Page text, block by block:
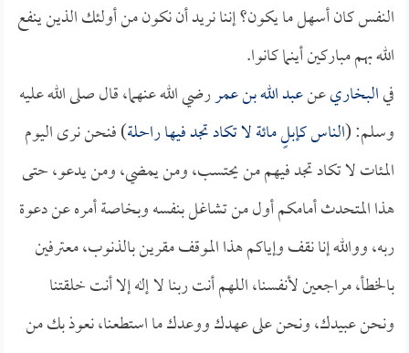
النفس كان أسهل ما يكون؟ إننا نريد أن نكون من أولئك الذين ينفع
الله بهم مباركين أينما كانوا.
فيالبخاريعنعبد الله بن عمررضي الله عنهما، قال صلى الله عليه
وسلم: (الناس كإبلٍ مائة لا تكاد تجد فيها راحلة) فنحن نرى اليوم
المئات لا تكاد تجد فيهم من يحتسب، ومن يمضي، ومن يدعو، حتى
هذا المتحدث أمامكم أول من تشاغل بنفسه وبخاصة أمره عن دعوة
ربه، ووالله إنا نقف وإياكم هذا الموقف مقرين بالذنوب، معترفين
بالخطأ، مراجعين لأنفسنا، اللهم أنت ربنا لا إله إلا أنت خلقتنا
ونحن عبيدك، ونحن على عهدك ووعدك ما استطعنا، نعوذ بك من